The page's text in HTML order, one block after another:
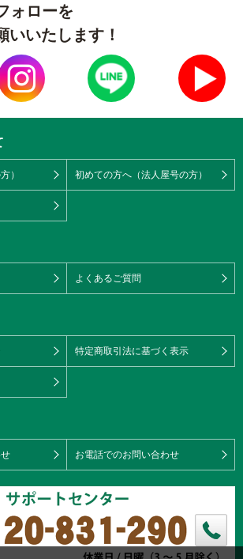
ォローを
いいたします！
） 初めての方へ（法人屋号の方）
よくあるご質問
特定商取引法に基づく表示
お電話でのお問い合わせ